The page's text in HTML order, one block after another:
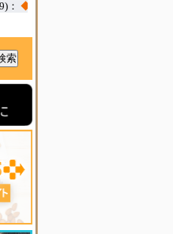
：◆カヤック オタリア360T 一部生